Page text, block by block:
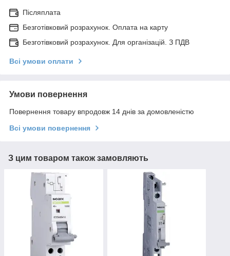
Післяплата
Безготівковий розрахунок. Оплата на карту
Безготівковий розрахунок. Для організацій. З ПДВ
Всі умови оплати
Умови повернення
Повернення товару впродовж 14 днів за домовленістю
Всі умови повернення
З цим товаром також замовляють